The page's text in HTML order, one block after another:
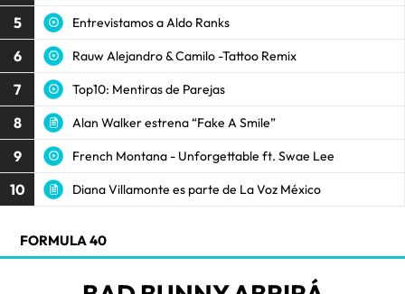
5 Entrevistamos a Aldo Ranks
6 Rauw Alejandro & Camilo -Tattoo Remix
7 Top10: Mentiras de Parejas
8 Alan Walker estrena “Fake A Smile”
9 French Montana - Unforgettable ft. Swae Lee
10 Diana Villamonte es parte de La Voz México
FORMULA 40